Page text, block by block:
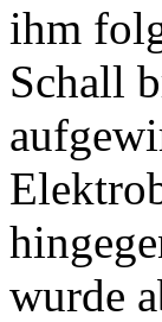
ihm
Schall
wurde